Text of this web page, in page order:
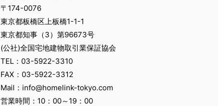
〒174-0076
東京都板橋区上板橋1-1-1
東京都知事（3）第96673号
(公社)全国宅地建物取引業保証協会
TEL：03-5922-3310
FAX：03-5922-3312
Mail：info@homelink-tokyo.com
営業時間：10：00～19：00